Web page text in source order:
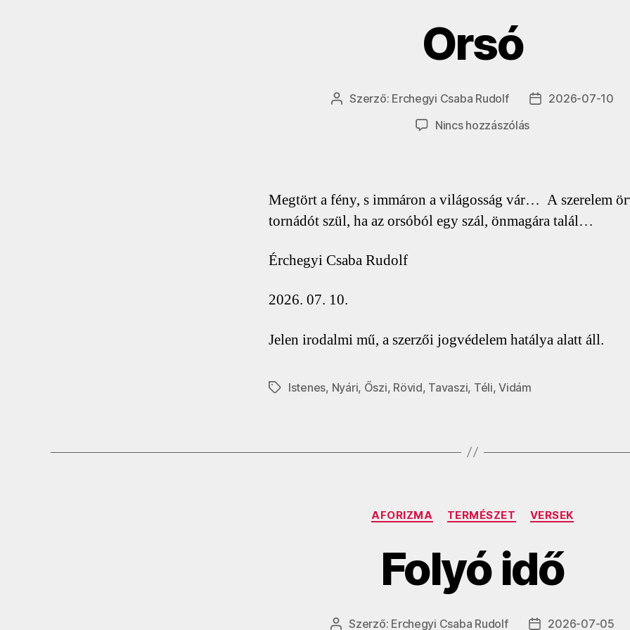
Orsó
Bejegyzés
Szerző: Erchegyi Csaba Rudolf
Bejegyzés
2026-07-10
Nincs hozzászólása(z)
Megtört a fény, s immáron a világosság vár… A szerelem
tornádót szül, ha az orsóból egy szál, önmagára talál…
Érchegyi Csaba Rudolf
2026. 07. 10.
Jelen irodalmi mű, a szerzői jogvédelem hatálya alatt áll.
CímkékIstenes, Nyári, Őszi, Rövid, Tavaszi, Téli,Vidám
Kategóriák
AFORIZMA TERMÉSZET VERSEK
Folyó idő
Bejegyzés
Szerző: Erchegyi Csaba Rudolf Bejegyzés
2026-07-05